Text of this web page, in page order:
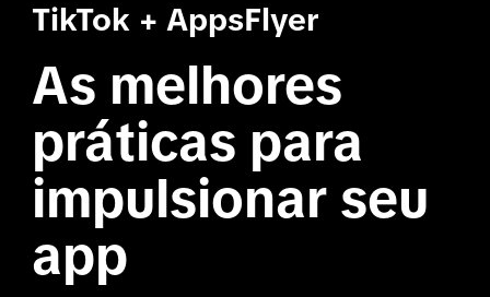
TikTok + AppsFlyer
As melhores
práticas para
impulsionar seu
app